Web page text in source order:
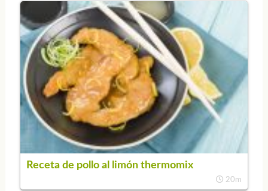
Receta de pollo al limón thermomix
20m